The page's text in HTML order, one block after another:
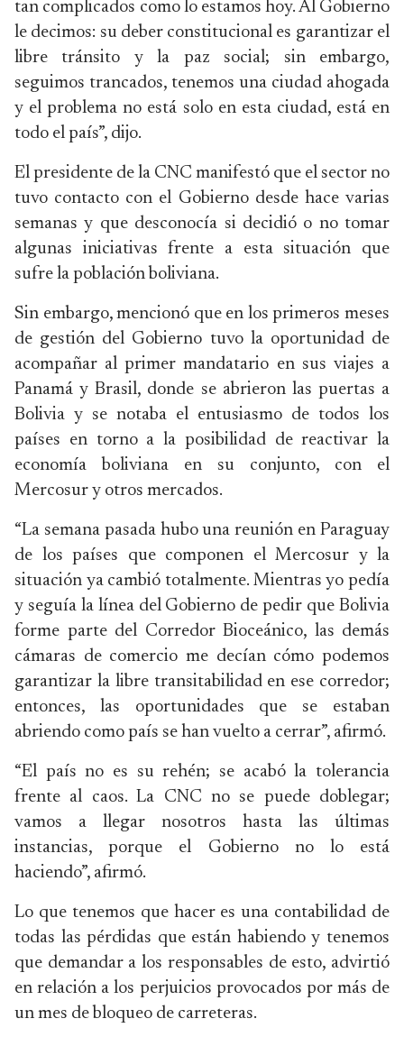
tan complicados como lo estamos hoy. Al Gobierno
le decimos: su deber constitucional es garantizar el
libre tránsito y la paz social; sin embargo,
seguimos trancados, tenemos una ciudad ahogada
y el problema no está solo en esta ciudad, está en
todo el país”, dijo.
El presidente de la CNC manifestó que el sector no
tuvo contacto con el Gobierno desde hace varias
semanas y que desconocía si decidió o no tomar
algunas iniciativas frente a esta situación que
sufre la población boliviana.
Sin embargo, mencionó que en los primeros meses
de gestión del Gobierno tuvo la oportunidad de
acompañar al primer mandatario en sus viajes a
Panamá y Brasil, donde se abrieron las puertas a
Bolivia y se notaba el entusiasmo de todos los
países en torno a la posibilidad de reactivar la
economía boliviana en su conjunto, con el
Mercosur y otros mercados.
“La semana pasada hubo una reunión en Paraguay
de los países que componen el Mercosur y la
situación ya cambió totalmente. Mientras yo pedía
y seguía la línea del Gobierno de pedir que Bolivia
forme parte del Corredor Bioceánico, las demás
cámaras de comercio me decían cómo podemos
garantizar la libre transitabilidad en ese corredor;
entonces, las oportunidades que se estaban
abriendo como país se han vuelto a cerrar”, afirmó.
“El país no es su rehén; se acabó la tolerancia
frente al caos. La CNC no se puede doblegar;
vamos a llegar nosotros hasta las últimas
instancias, porque el Gobierno no lo está
haciendo”, afirmó.
Lo que tenemos que hacer es una contabilidad de
todas las pérdidas que están habiendo y tenemos
que demandar a los responsables de esto, advirtió
en relación a los perjuicios provocados por más de
un mes de bloqueo de carreteras.